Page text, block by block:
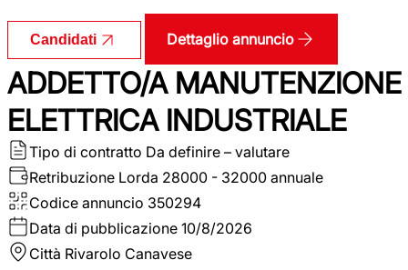
Candidati Dettaglio annuncio
ADDETTO/A MANUTENZIONE
ELETTRICA INDUSTRIALE
Tipo di contratto Da definire – valutare
Retribuzione Lorda 28000 - 32000 annuale
Codice annuncio 350294
Data di pubblicazione 10/8/2026
Città Rivarolo Canavese